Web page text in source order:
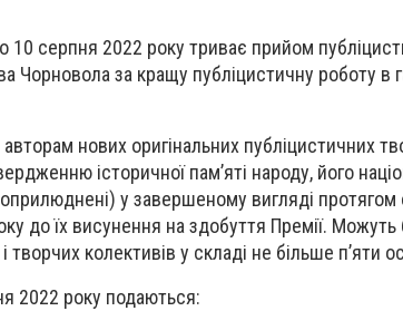
серпня 2022 року триває прийом
Чорновола за кращу публіцистичну роботу в
нових оригінальних публіцистичних
історичної пам’яті народу, його
у завершеному вигляді протягом
до їх висунення на здобуття Премії. Можуть
творчих колективів у складі не більше п’яти
2022 року подаються: